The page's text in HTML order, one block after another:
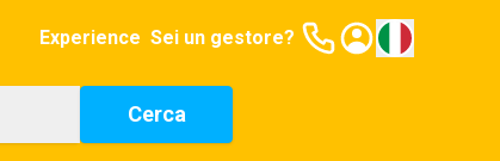
Experience Sei un gestore?
Cerca